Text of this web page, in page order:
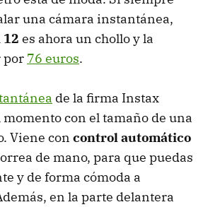
una cámara instantánea,
es ahora un chollo y la
por 76 euros.
de la firma Instax
con el tamaño de una
Viene con control automático
de mano, para que puedas
y de forma cómoda a
en la parte delantera